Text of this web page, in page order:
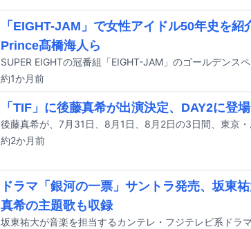
「EIGHT-JAM」で女性アイドル50年史を
Prince髙橋海人ら
約1か月前
「TIF」に後藤真希が出演決定、DAY2に登場
約2か月前
ドラマ「銀河の一票」サントラ発売、坂
真希の主題歌も収録